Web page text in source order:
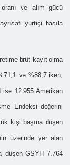
ve alım gücü
yurtiçi hasıla
brüt kayıt olma
ve %88,7 iken,
ise 12.955 Amerikan
Endeksi değerini
kişi başına düşen
üzerinde yer alan
düşen GSYH 7.764